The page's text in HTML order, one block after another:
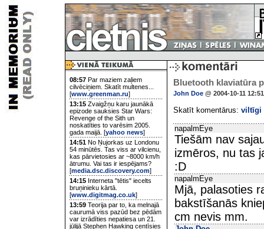
08:57 Par maziem zaļiem
cilvēciņiem. Skatīt multenes...
[www.greenman.ru]
13:15 Zvaigžņu karu jaunākā
epizode sauksies Star Wars:
Revenge of the Sith un
noskatīties to varēsim 2005.
gada maijā. [yahoo news]
14:51 No Ņujorkas uz Londonu
54 minūtēs. Tas viss ar vilcienu,
kas pārvietosies ar ~8000 km/h
ātrumu. Vai tas ir iespējams?
[media.dsc.discovery.com]
14:15 Interneta "tētis" iecelts
bruņinieku kārtā.
[www.digitmag.co.uk]
13:59 Teorija par to, ka melnajā
caurumā viss pazūd bez pēdām
var izrādīties nepatiesa un 21.
jūlijā Stephen Hawking centīsies
Bluetooth klaviatūra
John Doe @ 2004-10-11 12:51
Skatīt komentārus: viltīgi
napalmEye
Tiešām nav
izmēros, nu tas
:D
napalmEye
Mjā, palasoties
bakstīšanās
cm nevis mm.